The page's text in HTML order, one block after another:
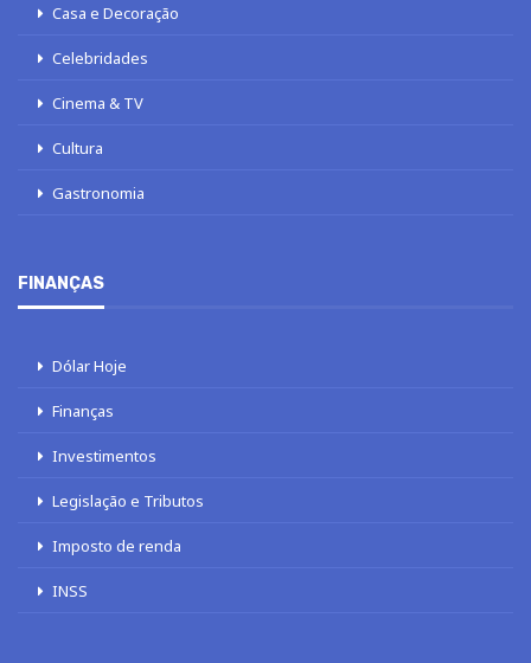
Casa e Decoração
Celebridades
Cinema & TV
Cultura
Gastronomia
FINANÇAS
Dólar Hoje
Finanças
Investimentos
Legislação e Tributos
Imposto de renda
INSS